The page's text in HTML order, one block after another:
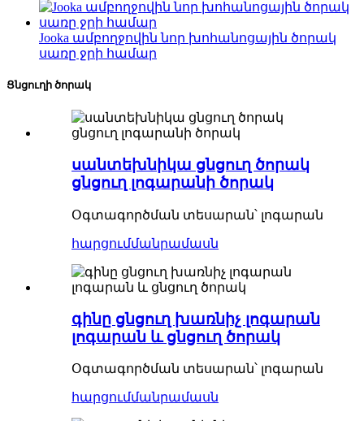
Jooka ամբողջովին նոր խոհանոցային ծորակ
սառը ջրի համար
Ցնցուղի ծորակ
սանտեխնիկա ցնցուղ ծորակ
ցնցուղ լոգարանի ծորակ
Օգտագործման տեսարան՝ լոգարան
հարցումմանրամասն
գինը ցնցուղ խառնիչ լոգարան
լոգարան և ցնցուղ ծորակ
Օգտագործման տեսարան՝ լոգարան
հարցումմանրամասն